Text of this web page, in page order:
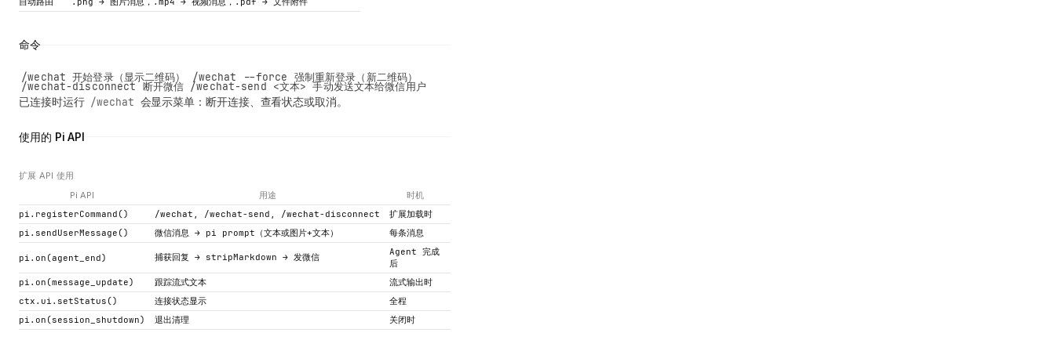
命令
/wechat 开始登录（显示二维码） /wechat --force 强制重新登录（新二维码）
/wechat-disconnect 断开微信 /wechat-send <文本> 手动发送文本给微信用户
已连接时运行 /wechat 会显示菜单：断开连接、查看状态或取消。
使用的 Pi API
扩展 API 使用
Pi API
用途
时机
pi.registerCommand()
/wechat, /wechat-send, /wechat-disconnect
扩展加载时
pi.sendUserMessage()
微信消息 → pi prompt（文本或图片+文本） 每条消息
pi.on(agent_end) 捕获回复 → stripMarkdown → 发微信
Agent 完成
后
pi.on(message_update)
跟踪流式文本
流式输出时
ctx.ui.setStatus()
连接状态显示
全程
pi.on(session_shutdown)
退出清理 关闭时